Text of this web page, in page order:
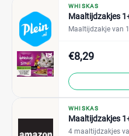
WHISKAS
Maaltijdzakjes
Maaltijdzakje van
€8,29
WHISKAS
Maaltijdzakjes
4 maaltijdzakjes